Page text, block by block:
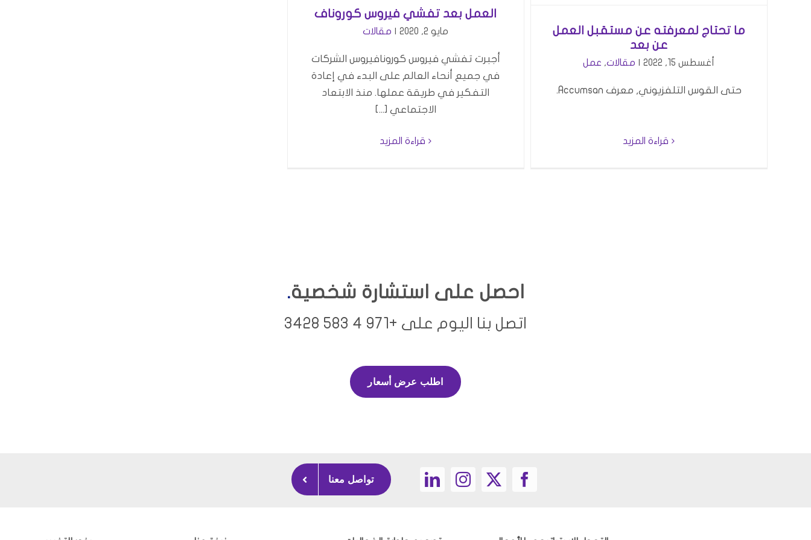
بعد
مقالات عمل
ما تحتاج لمعرفته عن مستقبل العمل
عن بعد
أغسطس 15, 2022 مقالات, عمل
حتى القوس التلفزيوني, معرف Accumsan.
قراءة المزيد
العمل بعد تفشي فيروس كوروناف
مايو 2, 2020 مقالات
أجبرت تفشي فيروس كورونافيروس الشركات
في جميع أنحاء العالم على البدء في إعادة
التفكير في طريقة عملها. منذ الابتعاد
الاجتماعي [...]
قراءة المزيد
احصل على استشارة شخصية.
اتصل بنا اليوم على +971 4 583 3428
اطلب عرض أسعار
تواصل معنا